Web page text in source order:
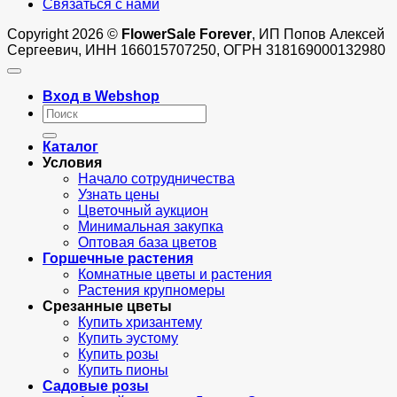
Связаться с нами
Copyright 2026 © FlowerSale Forever, ИП Попов Алексей
Сергеевич, ИНН 166015707250, ОГРН 318169000132980
Вход в Webshop
Искать:
Каталог
Условия
Начало сотрудничества
Узнать цены
Цветочный аукцион
Минимальная закупка
Оптовая база цветов
Горшечные растения
Комнатные цветы и растения
Растения крупномеры
Срезанные цветы
Купить хризантему
Купить эустому
Купить розы
Купить пионы
Садовые розы